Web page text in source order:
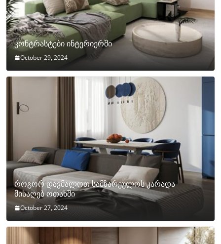
კონტრასტები ინტერიერში
October 29, 2024
როგორ დავმალოთ სამზარეულოს კარადა
მისაღებ ოთახში
October 27, 2024